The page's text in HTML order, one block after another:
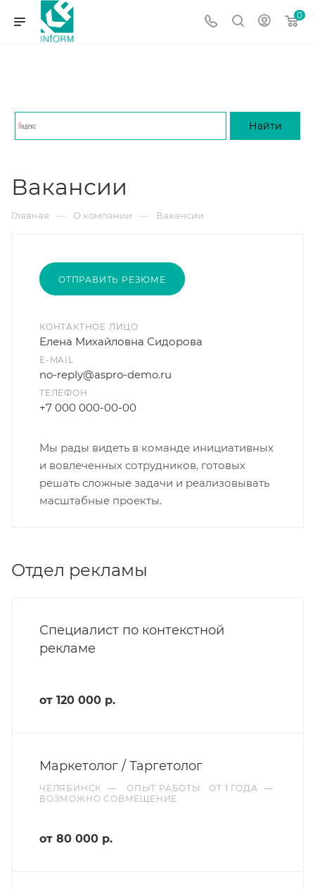
0
Вакансии
Главная — О компании — Вакансии
ОТПРАВИТЬ РЕЗЮМЕ
КОНТАКТНОЕ ЛИЦО
Елена Михайловна Сидорова
E-MAIL
no-reply@aspro-demo.ru
ТЕЛЕФОН
+7 000 000-00-00
Мы рады видеть в команде инициативных
и вовлеченных сотрудников, готовых
решать сложные задачи и реализовывать
масштабные проекты.
Отдел рекламы
Специалист по контекстной
рекламе
от 120 000 р.
Маркетолог / Таргетолог
ЧЕЛЯБИНСК — ОПЫТ РАБОТЫ: ОТ 1 ГОДА
—
ВОЗМОЖНО СОВМЕЩЕНИЕ
от 80 000 р.